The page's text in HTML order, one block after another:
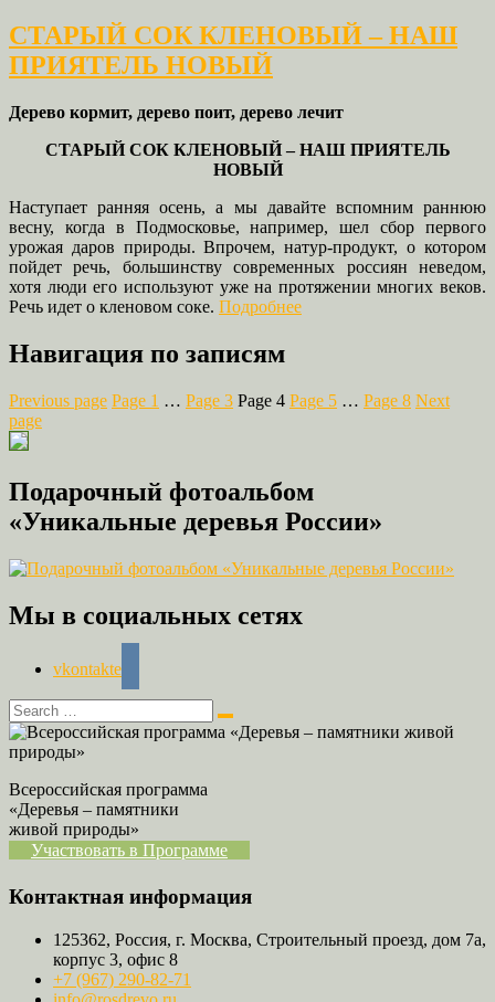
СТАРЫЙ СОК КЛЕНОВЫЙ – НАШ
ПРИЯТЕЛЬ НОВЫЙ
Дерево кормит, дерево поит, дерево лечит
СТАРЫЙ СОК КЛЕНОВЫЙ – НАШ ПРИЯТЕЛЬ
НОВЫЙ
Наступает ранняя осень, а мы давайте вспомним раннюю
весну, когда в Подмосковье, например, шел сбор первого
урожая даров природы. Впрочем, натур-продукт, о котором
пойдет речь, большинству современных россиян неведом,
хотя люди его используют уже на протяжении многих веков.
Речь идет о кленовом соке. Подробнее
Навигация по записям
Previous page Page 1 … Page 3 Page 4 Page 5 … Page 8 Next
page
Подарочный фотоальбом
«Уникальные деревья России»
Мы в социальных сетях
vkontakte
Всероссийская программа
«Деревья – памятники
живой природы»
Участвовать в Программе
Контактная информация
125362, Россия, г. Москва, Строительный проезд, дом 7а,
корпус 3, офис 8
+7 (967) 290-82-71